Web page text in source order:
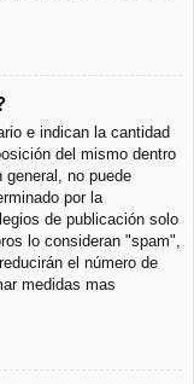
e indican la cantidad
del mismo dentro
no puede
por la
de publicación solo
lo consideran "spam",
el número de
medidas mas